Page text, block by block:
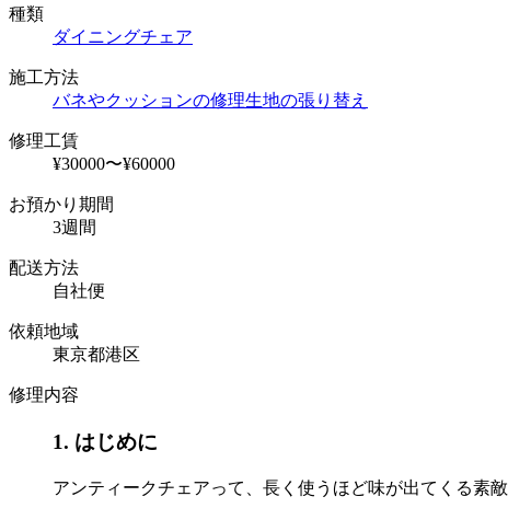
種類
ダイニングチェア
施工方法
バネやクッションの修理生地の張り替え
修理工賃
¥30000〜¥60000
お預かり期間
3週間
配送方法
自社便
依頼地域
東京都港区
修理内容
1. はじめに
アンティークチェアって、長く使うほど味が出てくる素